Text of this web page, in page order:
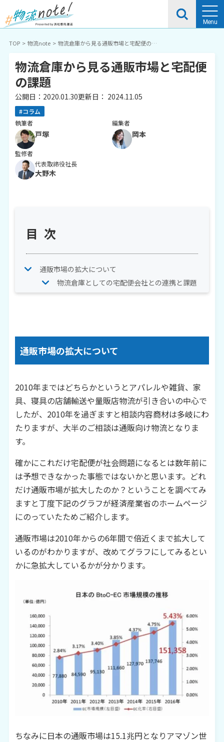
TOP 物流note
物流倉庫から見る通販市場と宅配便の課
物流倉庫から見る通販市場と宅配便
の課題
公開日： 2020.01.30更新日： 2024.11.05
#コラム
執筆者
戸塚
編集者
岡本
監修者
代表取締役社長
大野木
目次
通販市場の拡大について
物流倉庫としての宅配便会社との連携と課題
通販市場の拡大について
2010年まではどちらかというとアパレルや雑貨、家
具、寝具の店舗輸送や量販店物流が引き合いの中心で
したが、 2010年を過ぎますと相談内容商材は多岐にわ
たりますが、大半のご相談は通販向け物流となりま
す。
確かにこれだけ宅配便が社会問題になるとは数年前に
は予想できなかった事態ではないかと思います。どれ
だけ通販市場が拡大したのか？ということを調べてみ
ますと丁度下記のグラフが経済産業省のホームページ
にのっていたためご紹介します。
通販市場は2010年からの6年間で倍近くまで拡大して
いるのがわかりますが、改めてグラフにしてみるとい
かに急拡大しているかが分かります。
ちなみに日本の通販市場は15.1兆円となりアマゾン世